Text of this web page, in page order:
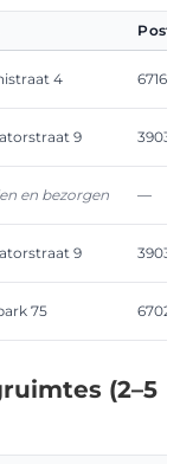
4 6716
9 3903
en bezorgen —
9 3903
75 6702
(2–5